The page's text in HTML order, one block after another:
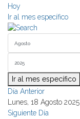
Hoy
Ir al mes específico
Ir al mes específico
Día Anterior
Lunes, 18 Agosto 2025
Siguiente Día